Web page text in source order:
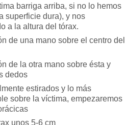
barriga arriba, si no lo hemos
superficie dura), y nos
a la altura del tórax.
de una mano sobre el centro del
de la otra mano sobre ésta y
dedos
estirados y lo más
sobre la víctima, empezaremos
unos 5-6 cm